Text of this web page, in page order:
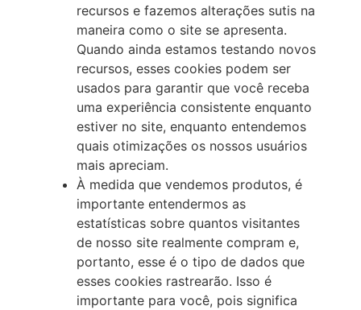
recursos e fazemos alterações sutis na
maneira como o site se apresenta.
Quando ainda estamos testando novos
recursos, esses cookies podem ser
usados para garantir que você receba
uma experiência consistente enquanto
estiver no site, enquanto entendemos
quais otimizações os nossos usuários
mais apreciam.
À medida que vendemos produtos, é
importante entendermos as
estatísticas sobre quantos visitantes
de nosso site realmente compram e,
portanto, esse é o tipo de dados que
esses cookies rastrearão. Isso é
importante para você, pois significa